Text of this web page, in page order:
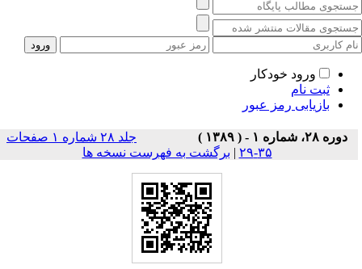
ورود خودکار
ثبت نام
بازیابی رمز عبور
دوره ۲۸، شماره ۱ - ( ۱۳۸۹ )
جلد ۲۸ شماره ۱ صفحات
۳۵-۲۹
| برگشت به فهرست نسخه ها